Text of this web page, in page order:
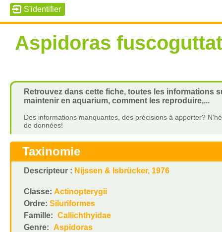
Aspidoras
Retrouvez dans cette fiche, toutes les informations
maintenir en aquarium, comment les reproduire,...
Des informations manquantes, des précisions à apporter?
de données!
Taxinomie
Descripteur : Nijssen & Isbrücker, 1976
Classe: Actinopterygii
Ordre: Siluriformes
Famille: Callichthyidae
Genre: Aspidoras